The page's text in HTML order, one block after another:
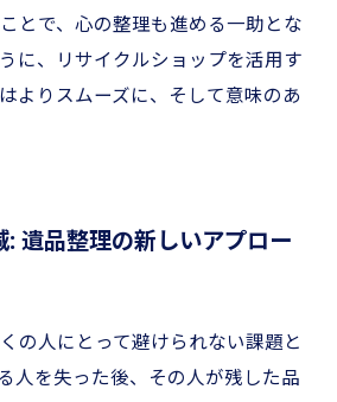
とで、心の整理も進める一助とな
に、リサイクルショップを活用す
よりスムーズに、そして意味のあ
: 遺品整理の新しいアプロー
の人にとって避けられない課題と
人を失った後、その人が残した品